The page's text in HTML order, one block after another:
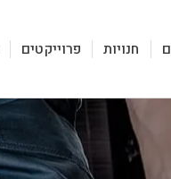
חנויות פרוייקטים